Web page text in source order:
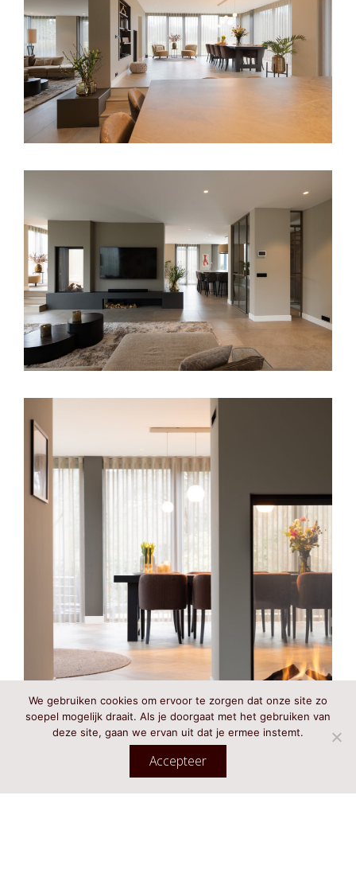
We gebruiken cookies om ervoor te zorgen dat onze site zo
soepel mogelijk draait. Als je doorgaat met het gebruiken van
deze site, gaan we ervan uit dat je ermee instemt.
Accepteer